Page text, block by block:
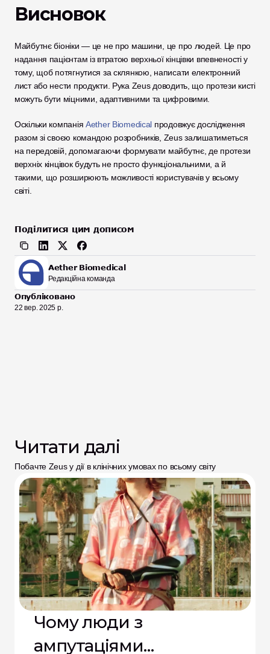
Висновок
Майбутнє біоніки — це не про машини, це про людей. Це про
надання пацієнтам із втратою верхньої кінцівки впевненості у
тому, щоб потягнутися за склянкою, написати електронний
лист або нести продукти. Рука Zeus доводить, що протези кисті
можуть бути міцними, адаптивними та цифровими.
Оскільки компанія Aether Biomedical продовжує дослідження
разом зі своєю командою розробників, Zeus залишатиметься
на передовій, допомагаючи формувати майбутнє, де протези
верхніх кінцівок будуть не просто функціональними, а й
такими, що розширюють можливості користувачів у всьому
світі.
Поділитися цим дописом
Aether Biomedical
Редакційна команда
Опубліковано
22 вер. 2025 р.
Читати далі
Побачте Zeus у дії в клінічних умовах по всьому світу
Чому люди з
ампутаціями